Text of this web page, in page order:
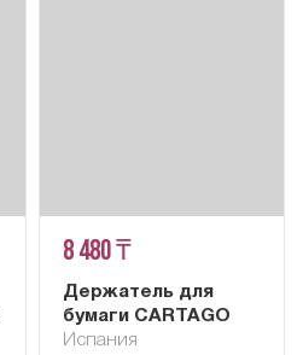
8 480 ₸
Держатель для
бумаги CARTAGO
Испания